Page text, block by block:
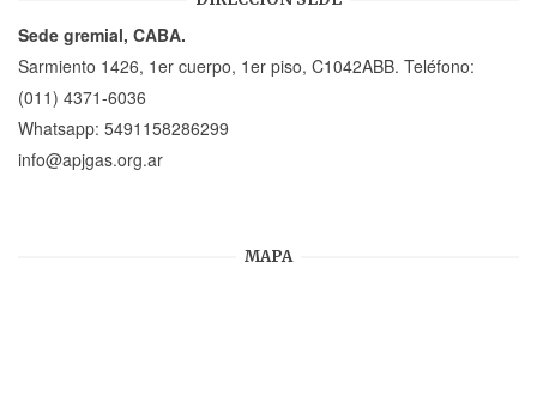
Sede gremial, CABA.
Sarmiento 1426, 1er cuerpo, 1er piso, C1042ABB. Teléfono:
(011) 4371-6036
Whatsapp: 5491158286299
info@apjgas.org.ar
MAPA